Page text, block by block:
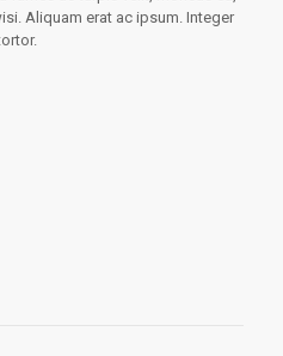
Aliquam erat ac ipsum. Integer